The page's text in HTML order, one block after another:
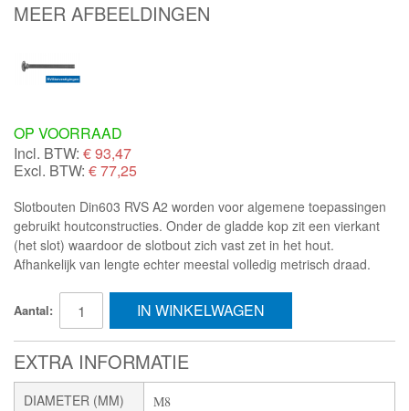
MEER AFBEELDINGEN
OP VOORRAAD
Incl. BTW: €93,47
Excl. BTW: € 77,25
Slotbouten Din603 RVS A2 worden voor algemene toepassingen
gebruikt houtconstructies. Onder de gladde kop zit een vierkant
(het slot) waardoor de slotbout zich vast zet in het hout.
Afhankelijk van lengte echter meestal volledig metrisch draad.
Aantal: IN WINKELWAGEN
EXTRA INFORMATIE
DIAMETER (MM) M8